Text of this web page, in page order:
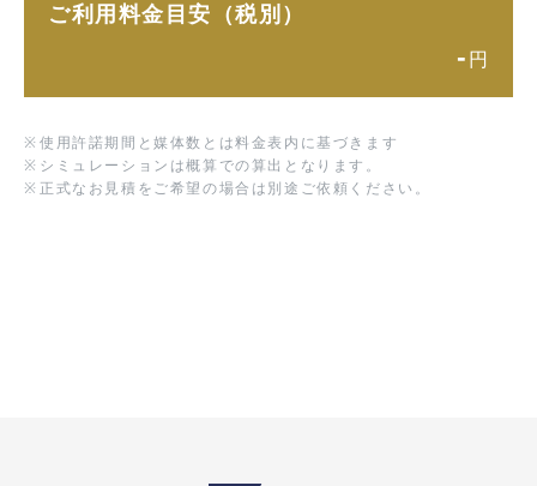
ご利用料金目安（税別）
- 円
※ 使用許諾期間と媒体数とは料金表内に基づきます
※ シミュレーションは概算での算出となります。
※ 正式なお見積をご希望の場合は別途ご依頼ください。